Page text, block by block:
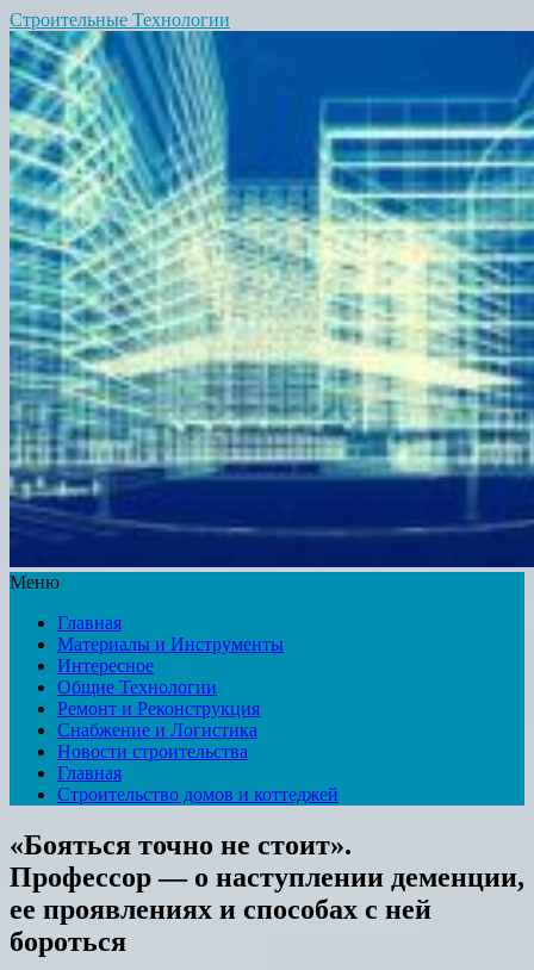
Строительные Технологии
Меню
Главная
Материалы и Инструменты
Интересное
Общие Технологии
Ремонт и Реконструкция
Снабжение и Логистика
Новости строительства
Главная
Строительство домов и коттеджей
«Бояться точно не стоит».
Профессор — о наступлении деменции,
ее проявлениях и способах с ней
бороться